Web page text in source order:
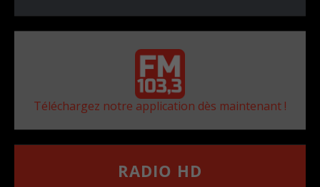
Téléchargez notre application dès maintenant !
RADIO HD